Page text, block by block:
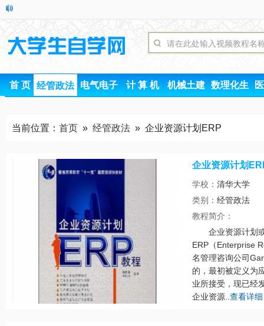
首 页 经管政法 电气电子 计 算 机 机械土建 数理化生
当前位置： 首页 » 经管政法 » 企业资源计划ERP
企业资源计划
学校： 清华大学
类别： 经管政法
教程简介：
企业资源计划或
ERP（Enterprise
名管理咨询公司
的，最初被定义为
业所接受，现已经
企业资源.. 查看详细